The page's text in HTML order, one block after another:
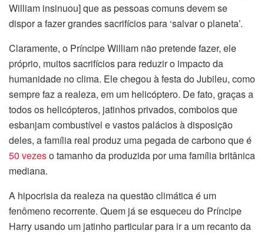
William insinuou] que as pessoas comuns devem se
dispor a fazer grandes sacrifícios para ‘salvar o planeta’.
Claramente, o Príncipe William não pretende fazer, ele
próprio, muitos sacrifícios para reduzir o impacto da
humanidade no clima. Ele chegou à festa do Jubileu, como
sempre faz a realeza, em um helicóptero. De fato, graças a
todos os helicópteros, jatinhos privados, comboios que
esbanjam combustível e vastos palácios à disposição
deles, a família real produz uma pegada de carbono que é
50 vezeso tamanho da produzida por uma família britânica
mediana.
A hipocrisia da realeza na questão climática é um
fenômeno recorrente. Quem já se esqueceu do Príncipe
Harry usando um jatinho particular para ir a um recanto da